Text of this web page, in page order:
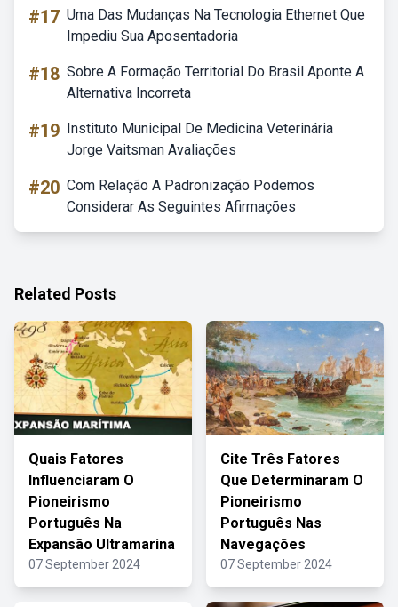
#17 Uma Das Mudanças Na Tecnologia Ethernet Que
Impediu Sua Aposentadoria
#18 Sobre A Formação Territorial Do Brasil Aponte A
Alternativa Incorreta
#19 Instituto Municipal De Medicina Veterinária
Jorge Vaitsman Avaliações
#20 Com Relação A Padronização Podemos
Considerar As Seguintes Afirmações
Related Posts
Quais Fatores
Influenciaram O
Pioneirismo
Português Na
Expansão Ultramarina
07 September 2024
Cite Três Fatores
Que Determinaram O
Pioneirismo
Português Nas
Navegações
07 September 2024